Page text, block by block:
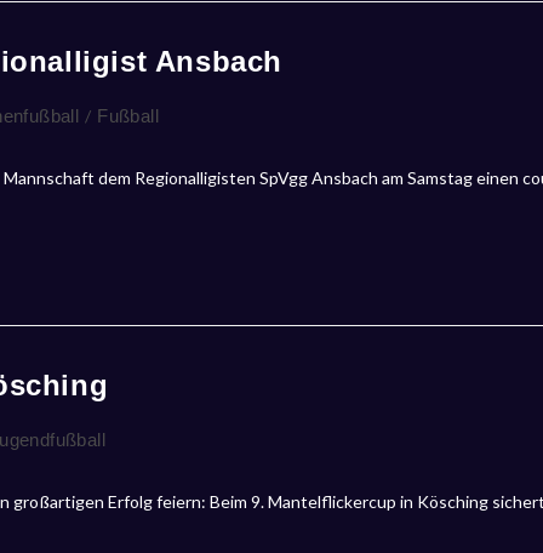
Ansbach
/ Fußball
dem Regionalligisten SpVgg Ansbach am Samstag einen
Erfolg feiern: Beim 9. Mantelflickercup in Kösching